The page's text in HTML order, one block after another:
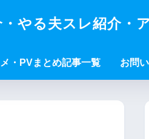
やる夫スレ紹介・
・PVまとめ記事一覧 お問